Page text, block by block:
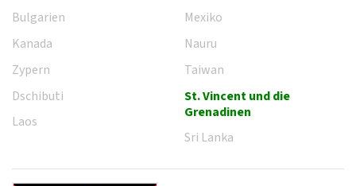
Bulgarien
Kanada
Zypern
Dschibuti
Laos
Mexiko
Nauru
Taiwan
St. Vincent und die
Grenadinen
Sri Lanka